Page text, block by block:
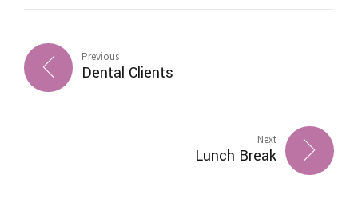
Previous
Dental Clients
Next
Lunch Break